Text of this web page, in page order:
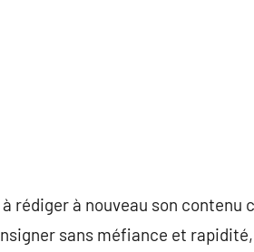
rédiger à nouveau son contenu
sans méfiance et